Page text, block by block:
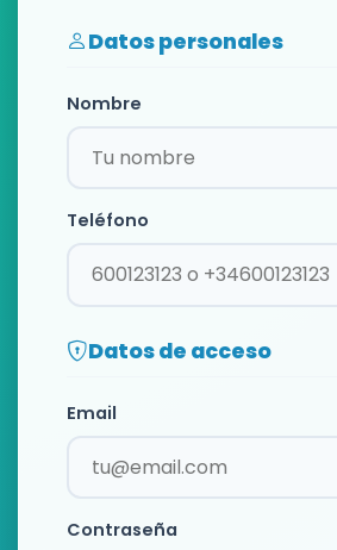
Datos personales
Nombre
Teléfono
Datos de acceso
Email
Contraseña